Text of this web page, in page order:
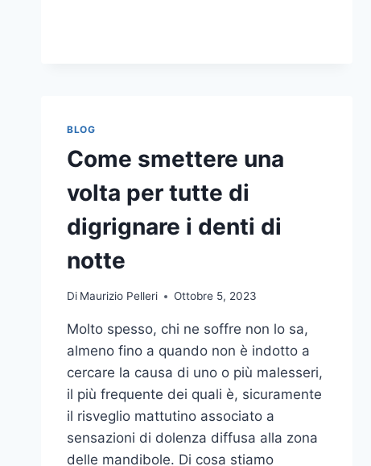
BLOG
Come smettere una
volta per tutte di
digrignare i denti di
notte
Di Maurizio Pelleri Ottobre 5, 2023
Molto spesso, chi ne soffre non lo sa,
almeno fino a quando non è indotto a
cercare la causa di uno o più malesseri,
il più frequente dei quali è, sicuramente
il risveglio mattutino associato a
sensazioni di dolenza diffusa alla zona
delle mandibole. Di cosa stiamo